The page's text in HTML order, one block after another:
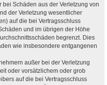
Schäden aus der Verletzung von
der Verletzung wesentlicher
auf die bei Vertragsschluss
und im übrigen der Höhe
begrenzt. Dies
wie insbesondere entgangenen
außer bei der Verletzung
oder vorsätzlichem oder grob
auf die bei Vertragsschluss